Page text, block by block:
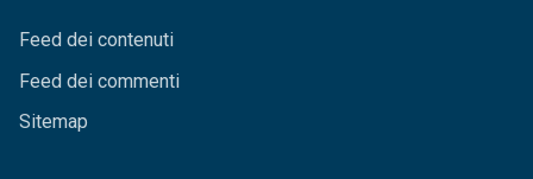
Feed dei contenuti
Feed dei commenti
Sitemap